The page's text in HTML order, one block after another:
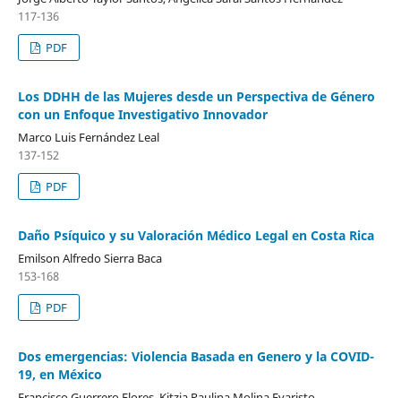
117-136
PDF
Los DDHH de las Mujeres desde un Perspectiva de Género
con un Enfoque Investigativo Innovador
Marco Luis Fernández Leal
137-152
PDF
Daño Psíquico y su Valoración Médico Legal en Costa Rica
Emilson Alfredo Sierra Baca
153-168
PDF
Dos emergencias: Violencia Basada en Genero y la COVID-
19, en México